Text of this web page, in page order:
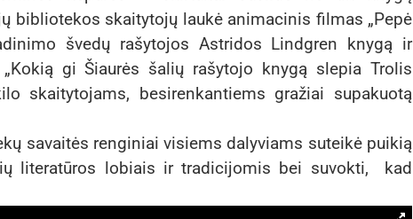
bibliotekos skaitytojų laukė animacinis filmas „Pepė
švedų rašytojos Astridos Lindgren knygą ir
gi Šiaurės šalių rašytojo knygą slepia Trolis
skaitytojams, besirenkantiems gražiai supakuotą
savaitės renginiai visiems dalyviams suteikė puikią
literatūros lobiais ir tradicijomis bei suvokti, kad